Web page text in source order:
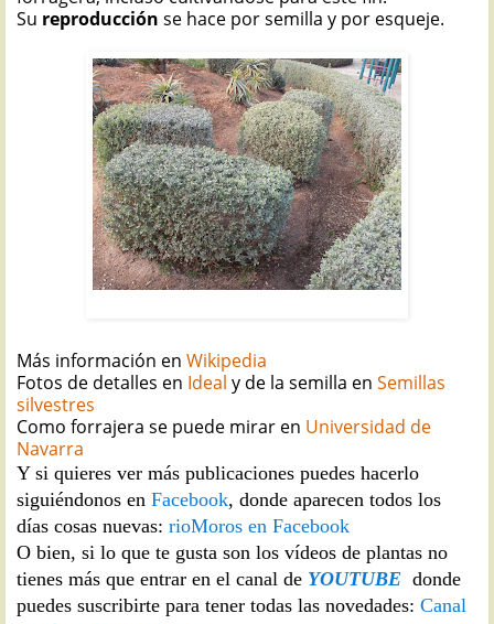
Su reproducción se hace por semilla y por esqueje.
Más información en Wikipedia
Fotos de detalles en Ideal y de la semilla en Semillas
silvestres
Como forrajera se puede mirar en Universidad de
Navarra
Y si quieres ver más publicaciones puedes hacerlo
siguiéndonos en Facebook, donde aparecen todos los
días cosas nuevas: rioMoros en Facebook
O bien, si lo que te gusta son los vídeos de plantas no
tienes más que entrar en el canal de YOUTUBE donde
puedes suscribirte para tener todas las novedades: Canal